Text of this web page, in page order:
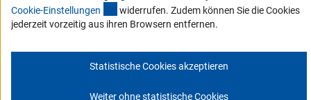
Impressum Datenschutz Cookie-Einstellungen
Kontakt
Service
Cookie-Einstellungen (interner Link)
widerrufen. Zudem können Sie die Cookies
jederzeit vorzeitig aus ihren Browsern entfernen.
Statistische Cookies akzeptieren
Weiter ohne statistische Cookies